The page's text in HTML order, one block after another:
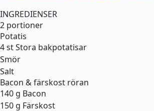
INGREDIENSER
2 portioner
Potatis
4 stStora bakpotatisar
Smör
Salt
Bacon & färskost röran
140 g Bacon
150 g Färskost